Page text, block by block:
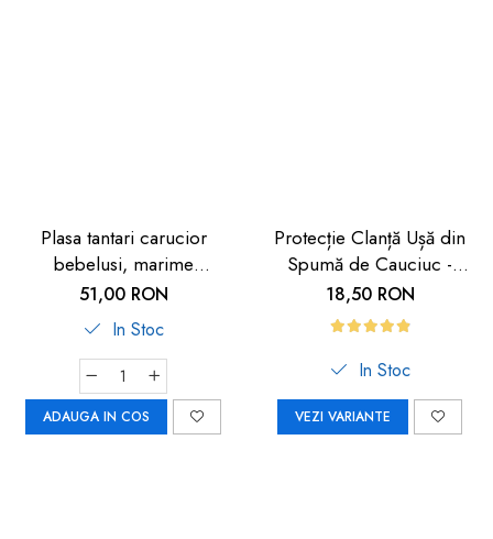
Plasa tantari carucior
bebelusi, marime
universala, neagra, Reer
BiteSafe
51,00 RON
In Stoc
ADAUGA IN COS
Protecție Clanță Ușă din
Spumă de Cauciuc -
Siguranță pentru Copii |
Car Boy Safety
18,50 RON
In Stoc
VEZI VARIANTE